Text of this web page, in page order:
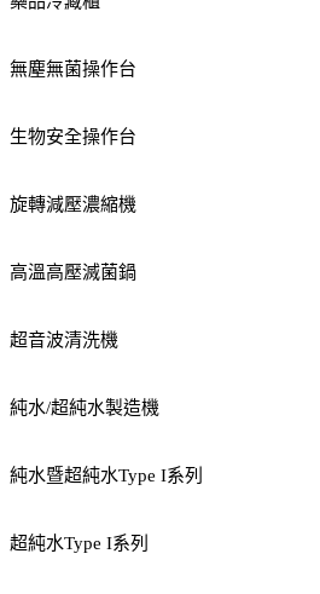
無塵無菌操作台
生物安全操作台
旋轉減壓濃縮機
高溫高壓滅菌鍋
超音波清洗機
純水/超純水製造機
純水暨超純水Type I系列
超純水Type I系列